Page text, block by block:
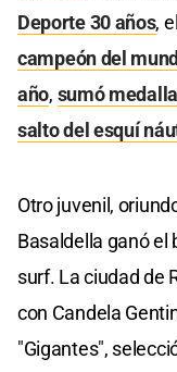
Deporte 30 años,
campeón del
año, sumó
salto del esquí
Otro juvenil,
Basaldella ganó el
surf. La ciudad de
con Candela
"Gigantes",